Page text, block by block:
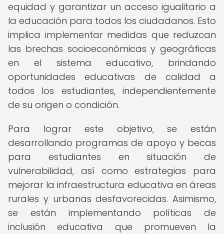
equidad y garantizar un acceso igualitario a
la educación para todos los ciudadanos. Esto
implica implementar medidas que reduzcan
las brechas socioeconómicas y geográficas
en el sistema educativo, brindando
oportunidades educativas de calidad a
todos los estudiantes, independientemente
de su origen o condición.
Para lograr este objetivo, se están
desarrollando programas de apoyo y becas
para estudiantes en situación de
vulnerabilidad, así como estrategias para
mejorar la infraestructura educativa en áreas
rurales y urbanas desfavorecidas. Asimismo,
se están implementando políticas de
inclusión educativa que promueven la